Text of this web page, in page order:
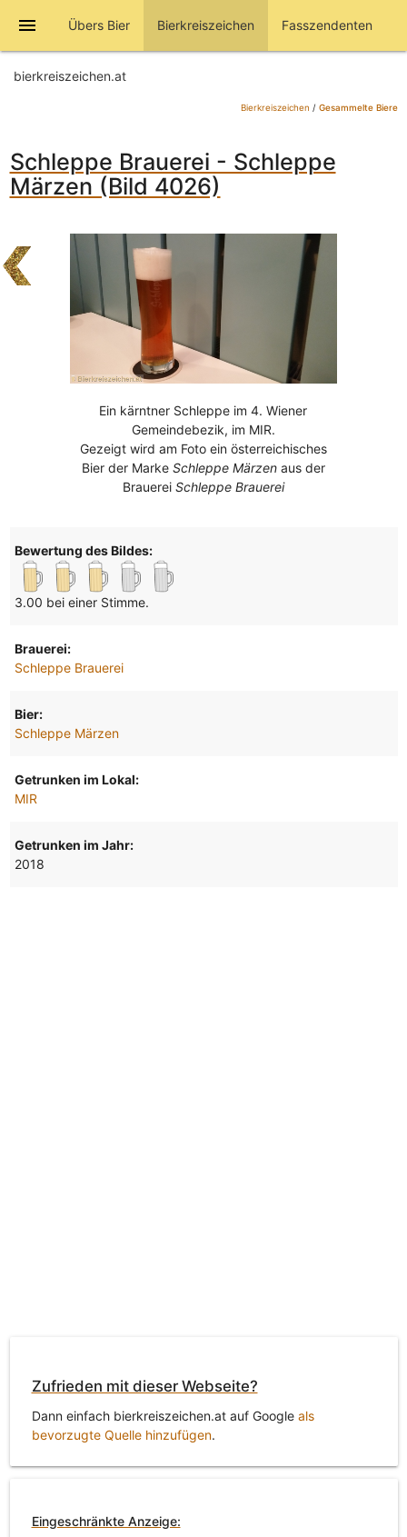
menu Übers Bier Bierkreiszeichen Fasszendenten
bierkreiszeichen.at
Bierkreiszeichen / Gesammelte Biere
Schleppe Brauerei - Schleppe
Märzen (Bild 4026)
Ein kärntner Schleppe im 4. Wiener
Gemeindebezik, im MIR.
Gezeigt wird am Foto ein österreichisches
Bier der Marke Schleppe Märzenaus der
Brauerei Schleppe Brauerei
Bewertung des Bildes:
3.00 bei einer Stimme.
Brauerei:
Schleppe Brauerei
Bier:
Schleppe Märzen
Getrunken im Lokal:
MIR
Getrunken im Jahr:
2018
Zufrieden mit dieser Webseite?
Dann einfach bierkreiszeichen.at auf Google als
bevorzugte Quelle hinzufügen.
Eingeschränkte Anzeige: